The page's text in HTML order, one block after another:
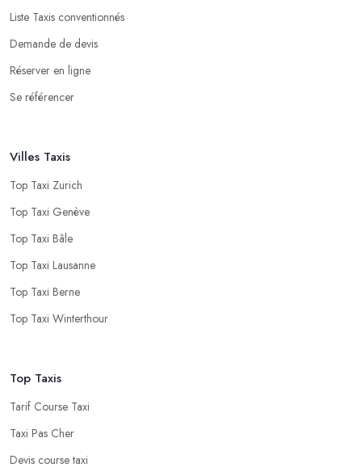
Liste Taxis conventionnés
Demande de devis
Réserver en ligne
Se référencer
Villes Taxis
Top Taxi Zurich
Top Taxi Genève
Top Taxi Bâle
Top Taxi Lausanne
Top Taxi Berne
Top Taxi Winterthour
Top Taxis
Tarif Course Taxi
Taxi Pas Cher
Devis course taxi